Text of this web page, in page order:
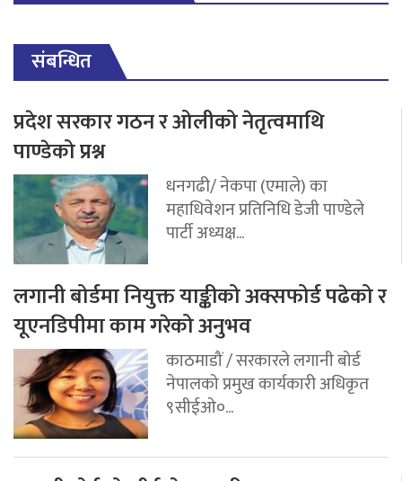
संबन्धित
प्रदेश सरकार गठन र ओलीको नेतृत्वमाथि
पाण्डेको प्रश्न
धनगढी/ नेकपा (एमाले) का
महाधिवेशन प्रतिनिधि डेजी पाण्डेले
पार्टी अध्यक्ष...
लगानी बोर्डमा नियुक्त याङ्कीको अक्सफोर्ड पढेको र
यूएनडिपीमा काम गरेको अनुभव
काठमाडौं / सरकारले लगानी बोर्ड
नेपालको प्रमुख कार्यकारी अधिकृत
९सीईओ०...